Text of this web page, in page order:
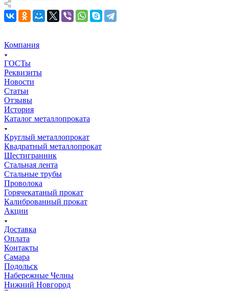
Компания
ГОСТы
Реквизиты
Новости
Статьи
Отзывы
История
Каталог металлопроката
Круглый металлопрокат
Квадратный металлопрокат
Шестигранник
Стальная лента
Стальные трубы
Проволока
Горячекатаный прокат
Калиброванный прокат
Акции
Доставка
Оплата
Контакты
Самара
Подольск
Набережные Челны
Нижний Новгород